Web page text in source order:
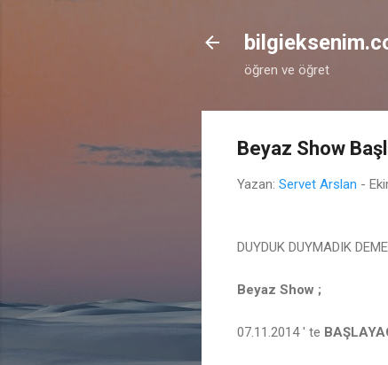
öğren ve öğret
Beyaz Show
Yazan: Servet Arslan -
DUYDUK DUYMADIK
Beyaz Show ;
07.11.2014 ' te